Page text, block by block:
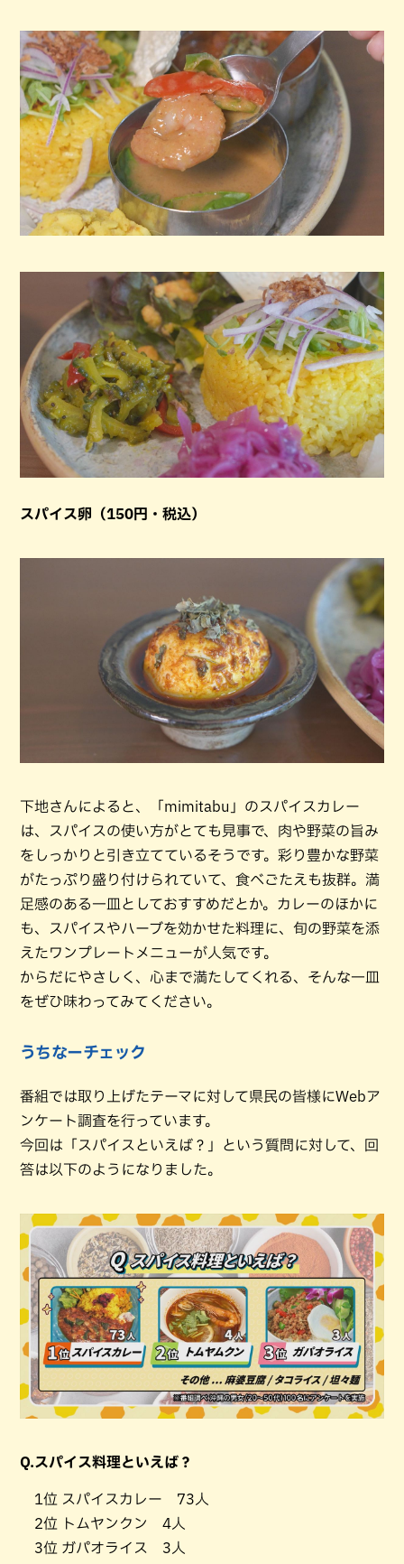
スパイス卵（150円・税込）
下地さんによると、「mimitabu」のスパイスカレー
は、スパイスの使い方がとても見事で、肉や野菜の旨み
をしっかりと引き立てているそうです。彩り豊かな野菜
がたっぷり盛り付けられていて、食べごたえも抜群。満
足感のある一皿としておすすめだとか。カレーのほかに
も、スパイスやハーブを効かせた料理に、旬の野菜を添
えたワンプレートメニューが人気です。
からだにやさしく、心まで満たしてくれる、そんな一皿
をぜひ味わってみてください。
うちなーチェック
番組では取り上げたテーマに対して県民の皆様にWebア
ンケート調査を行っています。
今回は「スパイスといえば？」という質問に対して、回
答は以下のようになりました。
Q.スパイス料理といえば？
1位 スパイスカレー 73人
2位 トムヤンクン 4人
3位 ガパオライス 3人